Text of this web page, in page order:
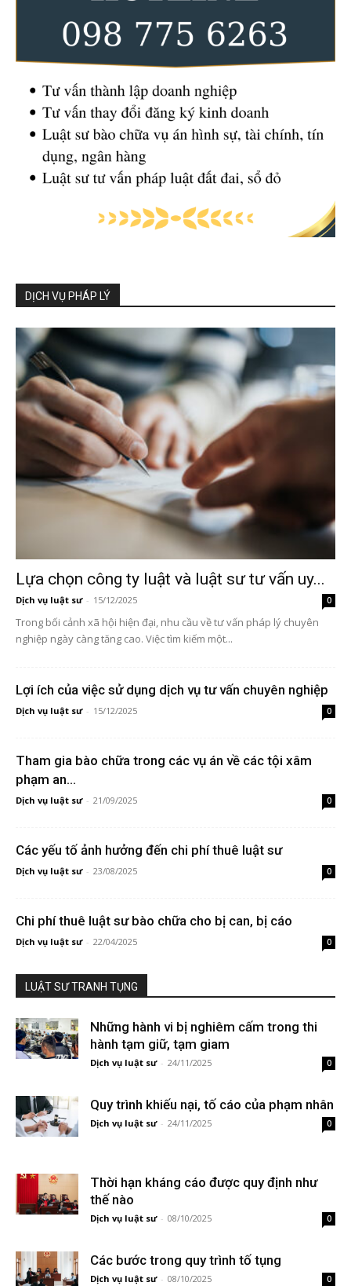
DỊCH VỤ PHÁP LÝ
Lựa chọn công ty luật và luật sư tư vấn uy...
Dịch vụ luật sư - 15/12/2025 0
Trong bối cảnh xã hội hiện đại, nhu cầu về tư vấn pháp lý chuyên
nghiệp ngày càng tăng cao. Việc tìm kiếm một...
Lợi ích của việc sử dụng dịch vụ tư vấn chuyên nghiệp
Dịch vụ luật sư - 15/12/2025 0
Tham gia bào chữa trong các vụ án về các tội xâm
phạm an...
Dịch vụ luật sư - 21/09/2025 0
Các yếu tố ảnh hưởng đến chi phí thuê luật sư
Dịch vụ luật sư - 23/08/2025 0
Chi phí thuê luật sư bào chữa cho bị can, bị cáo
Dịch vụ luật sư - 22/04/2025 0
LUẬT SƯ TRANH TỤNG
Những hành vi bị nghiêm cấm trong thi
hành tạm giữ, tạm giam
Dịch vụ luật sư - 24/11/2025 0
Quy trình khiếu nại, tố cáo của phạm nhân
Dịch vụ luật sư - 24/11/2025 0
Thời hạn kháng cáo được quy định như
thế nào
Dịch vụ luật sư - 08/10/2025 0
Các bước trong quy trình tố tụng
Dịch vụ luật sư - 08/10/2025 0